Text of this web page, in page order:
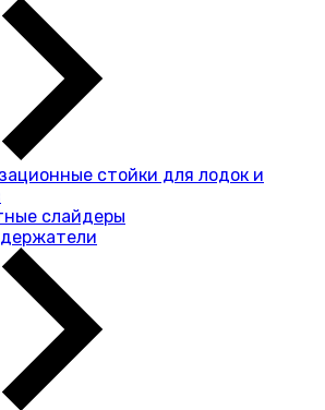
стойки для лодок и
слайдеры